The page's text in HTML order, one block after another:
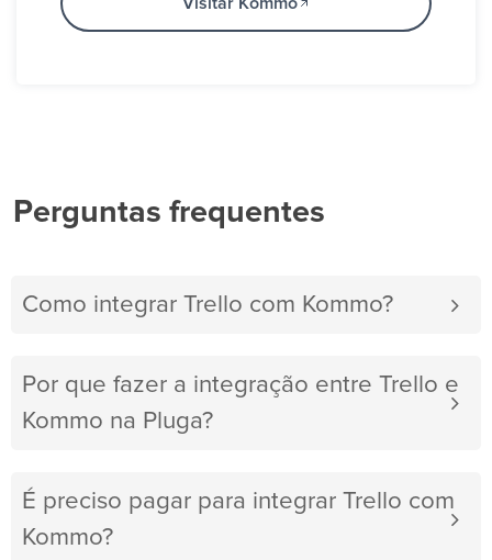
Visitar Kommo
Perguntas frequentes
Como integrar Trello com Kommo?
Por que fazer a integração entre Trello e
Kommo na Pluga?
É preciso pagar para integrar Trello com
Kommo?